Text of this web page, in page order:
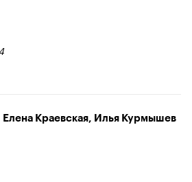
Елена Краевская, Илья Курмышев